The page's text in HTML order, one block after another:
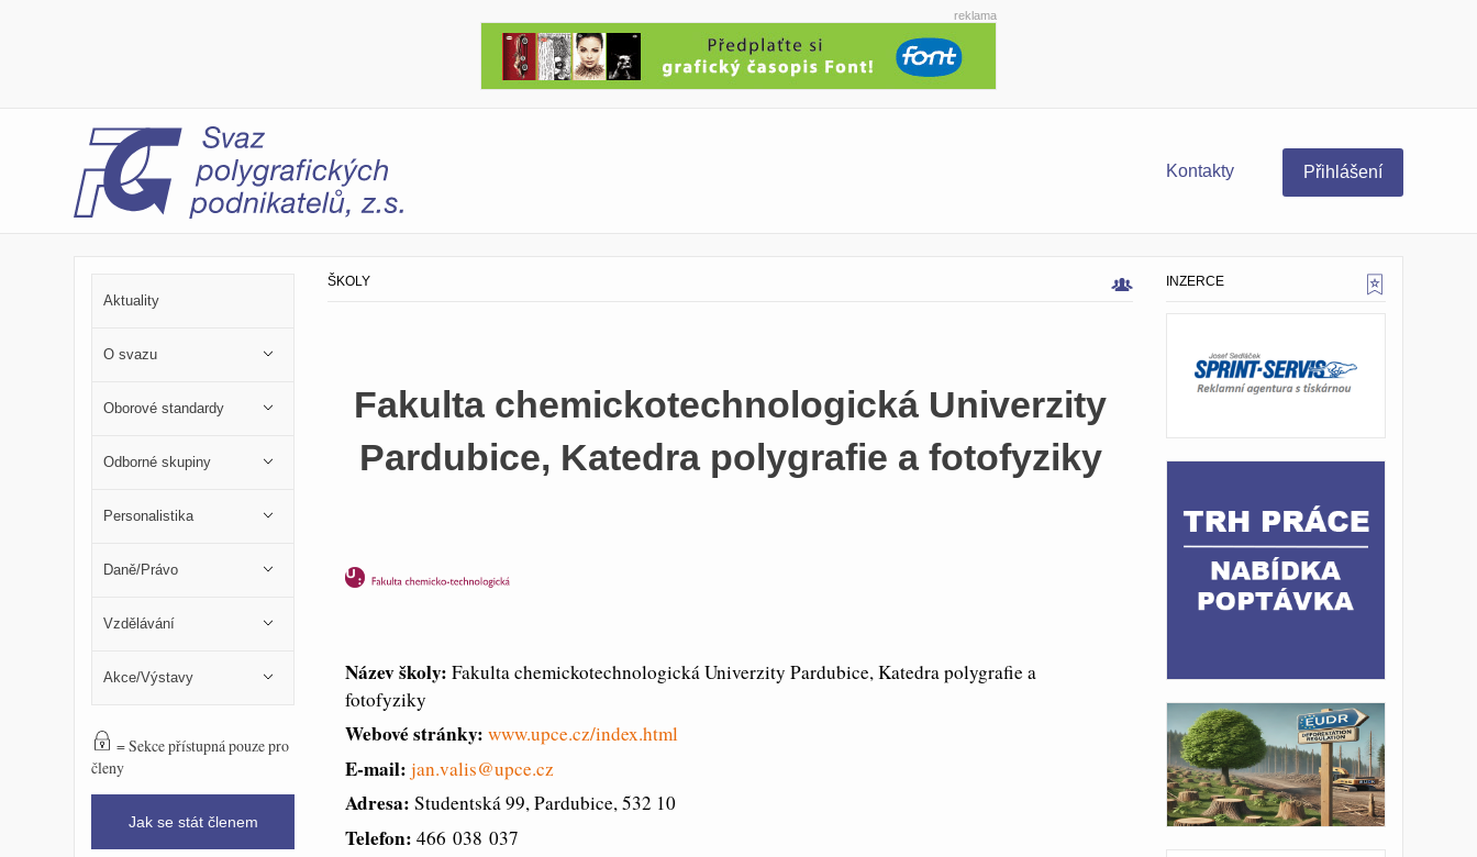
reklama
Kontakty Přihlášení
INZERCE
Aktuality
O svazu
Oborové standardy
Odborné skupiny
Personalistika
Daně/Právo
Vzdělávání
Akce/Výstavy
= Sekce přístupná pouze pro
členy
Jak se stát členem
ŠKOLY
Fakulta chemickotechnologická Univerzity
Pardubice, Katedra polygrafie a fotofyziky
Název školy:Fakulta chemickotechnologická Univerzity Pardubice, Katedra polygrafie a
fotofyziky
Webové stránky:www.upce.cz/index.html
E-mail:jan.valis@upce.cz
Adresa:Studentská 99, Pardubice, 532 10
Telefon:466 038 037